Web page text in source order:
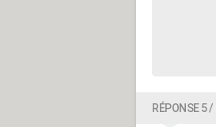
RÉPONSE 5 /